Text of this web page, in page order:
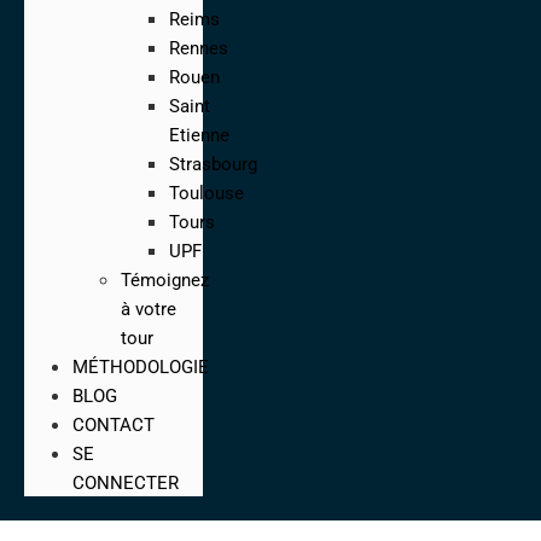
Reims
Rennes
Rouen
Saint
Etienne
Strasbourg
Toulouse
Tours
UPF
Témoignez
à votre
tour
MÉTHODOLOGIE
BLOG
CONTACT
SE
CONNECTER